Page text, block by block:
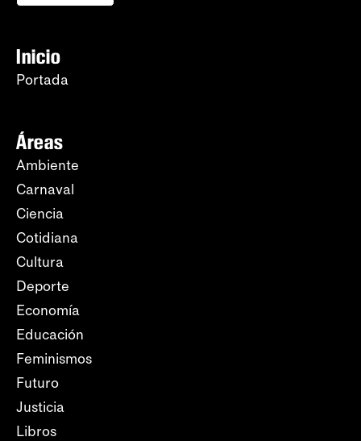
Inicio
Portada
Áreas
Ambiente
Carnaval
Ciencia
Cotidiana
Cultura
Deporte
Economía
Educación
Feminismos
Futuro
Justicia
Libros